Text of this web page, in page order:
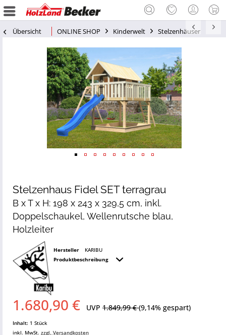
Übersicht ONLINE SHOP Kinderwelt Stelzenhäuser
Stelzenhaus Fidel SET terragrau
B x T x H: 198 x 243 x 329,5 cm, inkl.
Doppelschaukel, Wellenrutsche blau,
Holzleiter
Hersteller
KARIBU
Produktbeschreibung
1.680,90 € UVP 1.849,99 €(9,14% gespart)
Inhalt: 1 Stück
inkl. MwSt. zzgl. Versandkosten